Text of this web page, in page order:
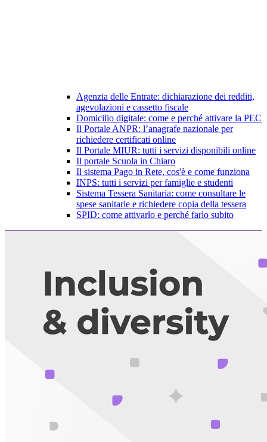
Agenzia delle Entrate: dichiarazione dei redditi,
agevolazioni e cassetto fiscale
Domicilio digitale: come e perché attivare la PEC
Il Portale ANPR: l’anagrafe nazionale per
richiedere certificati online
Il Portale MIUR: tutti i servizi disponibili online
Il portale Scuola in Chiaro
Il sistema Pago in Rete, cos'è e come funziona
INPS: tutti i servizi per famiglie e studenti
Sistema Tessera Sanitaria: come consultare le
spese sanitarie e richiedere copia della tessera
SPID: come attivarlo e perché farlo subito